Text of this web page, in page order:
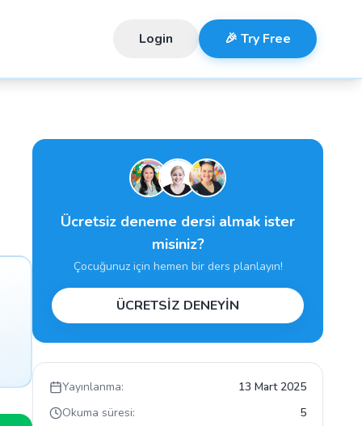
Login 🎉 Try Free
Ücretsiz deneme dersi almak ister
misiniz?
Çocuğunuz için hemen bir ders planlayın!
ÜCRETSİZ DENEYİN
Yayınlanma:
13 Mart 2025
Okuma süresi:
5